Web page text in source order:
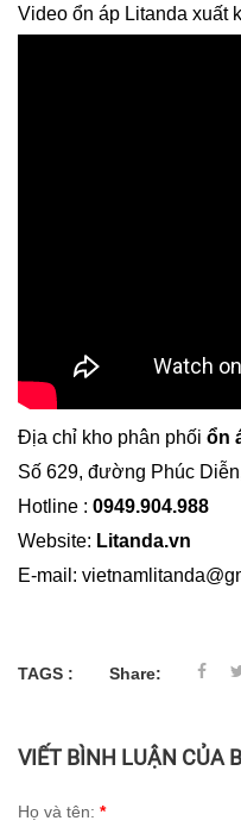
Video ổn áp Litanda xuất
Địa chỉ kho phân phối ổn
Số 629, đường Phúc
Hotline : 0949.904.988
Website: Litanda.vn
E-mail:
TAGS : Share:
VIẾT BÌNH LUẬN CỦA
Họ và tên: *